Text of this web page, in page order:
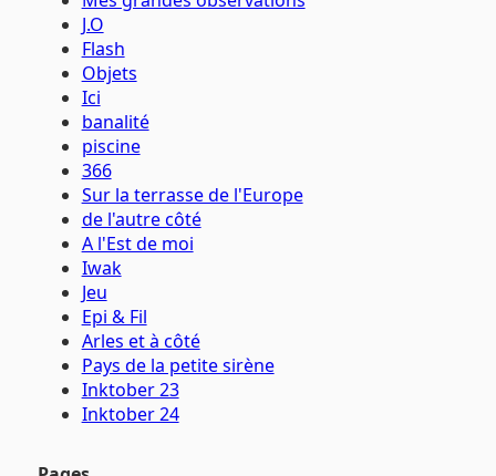
J.O
Flash
Objets
Ici
banalité
piscine
366
Sur la terrasse de l'Europe
de l'autre côté
A l'Est de moi
Iwak
Jeu
Epi & Fil
Arles et à côté
Pays de la petite sirène
Inktober 23
Inktober 24